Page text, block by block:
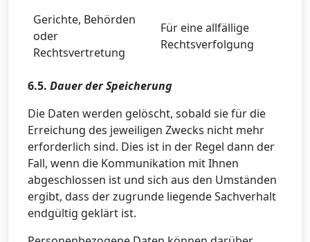
Gerichte, Behörden
oder
Rechtsvertretung
Für eine allfällige
Rechtsverfolgung
6.5. Dauer der Speicherung
Die Daten werden gelöscht, sobald sie für die
Erreichung des jeweiligen Zwecks nicht mehr
erforderlich sind. Dies ist in der Regel dann der
Fall, wenn die Kommunikation mit Ihnen
abgeschlossen ist und sich aus den Umständen
ergibt, dass der zugrunde liegende Sachverhalt
endgültig geklärt ist.